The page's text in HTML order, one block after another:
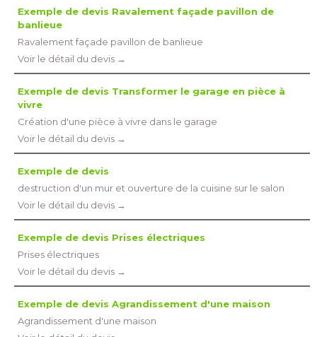
Exemple de devis Ravalement façade pavillon de
banlieue
Ravalement façade pavillon de banlieue
Voir le détail du devis →
Exemple de devis Transformer le garage en pièce à
vivre
Création d'une pièce à vivre dans le garage
Voir le détail du devis →
Exemple de devis
destruction d'un mur et ouverture de la cuisine sur le salon
Voir le détail du devis →
Exemple de devis Prises électriques
Prises électriques
Voir le détail du devis →
Exemple de devis Agrandissement d'une maison
Agrandissement d'une maison